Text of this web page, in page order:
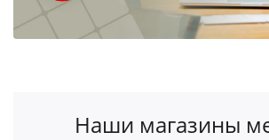
Наши магазины